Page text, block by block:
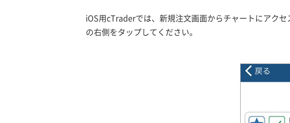
iOS用cTraderでは、新規注文画面からチャートにアク
の右側をタップしてください。